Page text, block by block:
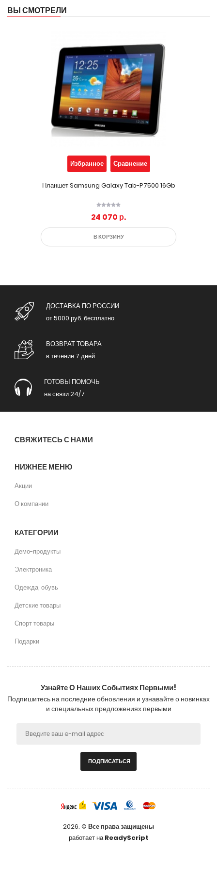
ВЫ СМОТРЕЛИ
Избранное Сравнение
Планшет Samsung Galaxy Tab-P7500 16Gb
24 070 р.
В КОРЗИНУ
ДОСТАВКА ПО РОССИИ
от 5000 руб. бесплатно
ВОЗВРАТ ТОВАРА
в течение 7 дней
ГОТОВЫ ПОМОЧЬ
на связи 24/7
СВЯЖИТЕСЬ С НАМИ
НИЖНЕЕ МЕНЮ
Акции
О компании
КАТЕГОРИИ
Демо-продукты
Электроника
Одежда, обувь
Детские товары
Спорт товары
Подарки
Узнайте О Наших Событиях Первыми!
Подпишитесь на последние обновления и узнавайте о новинках
и специальных предложениях первыми
ПОДПИСАТЬСЯ
2026. © Все права защищены
работает наReadyScript